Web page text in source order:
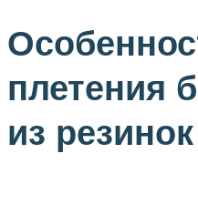
плетения
из резинок